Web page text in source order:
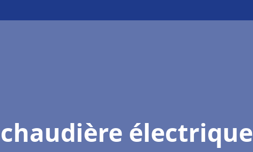
chaudière électrique